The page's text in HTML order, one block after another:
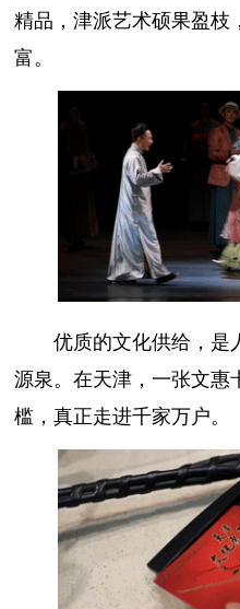
精品，津派艺术硕果盈
富。
优质的文化供给，是
源泉。在天津，一张文惠
槛，真正走进千家万户。